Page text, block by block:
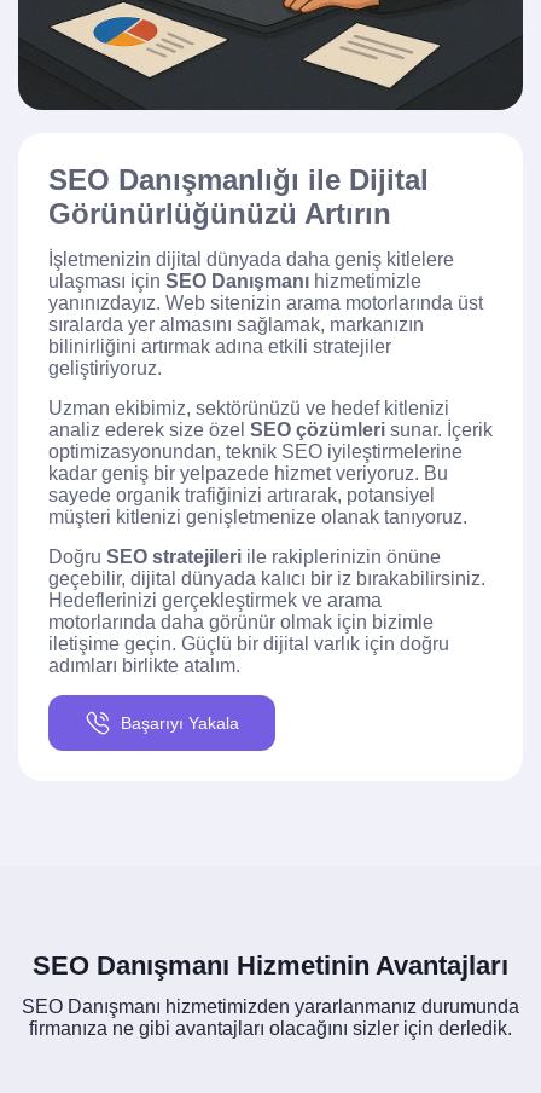
SEO Danışmanlığı ile Dijital
Görünürlüğünüzü Artırın
İşletmenizin dijital dünyada daha geniş kitlelere
ulaşması için SEO Danışmanı hizmetimizle
yanınızdayız. Web sitenizin arama motorlarında üst
sıralarda yer almasını sağlamak, markanızın
bilinirliğini artırmak adına etkili stratejiler
geliştiriyoruz.
Uzman ekibimiz, sektörünüzü ve hedef kitlenizi
analiz ederek size özel SEO çözümleri sunar. İçerik
optimizasyonundan, teknik SEO iyileştirmelerine
kadar geniş bir yelpazede hizmet veriyoruz. Bu
sayede organik trafiğinizi artırarak, potansiyel
müşteri kitlenizi genişletmenize olanak tanıyoruz.
Doğru SEO stratejileri ile rakiplerinizin önüne
geçebilir, dijital dünyada kalıcı bir iz bırakabilirsiniz.
Hedeflerinizi gerçekleştirmek ve arama
motorlarında daha görünür olmak için bizimle
iletişime geçin. Güçlü bir dijital varlık için doğru
adımları birlikte atalım.
Başarıyı Yakala
SEO Danışmanı Hizmetinin Avantajları
SEO Danışmanı hizmetimizden yararlanmanız durumunda
firmanıza ne gibi avantajları olacağını sizler için derledik.